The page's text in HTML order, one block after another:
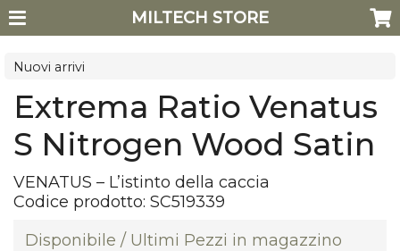
MILTECH STORE
Nuovi arrivi
Extrema Ratio Venatus
S Nitrogen Wood Satin
VENATUS – L’istinto della caccia
Codice prodotto:SC519339
Disponibile / Ultimi Pezzi in magazzino